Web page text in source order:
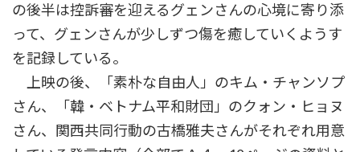
の後半は控訴審を迎えるグェンさんの心境に寄り添
って、グェンさんが少しずつ傷を癒していくようす
を記録している。
上映の後、「素朴な自由人」のキム・チャンソプ
さん、「韓・ベトナム平和財団」のクォン・ヒョヌ
さん、関西共同行動の古橋雅夫さんがそれぞれ用意